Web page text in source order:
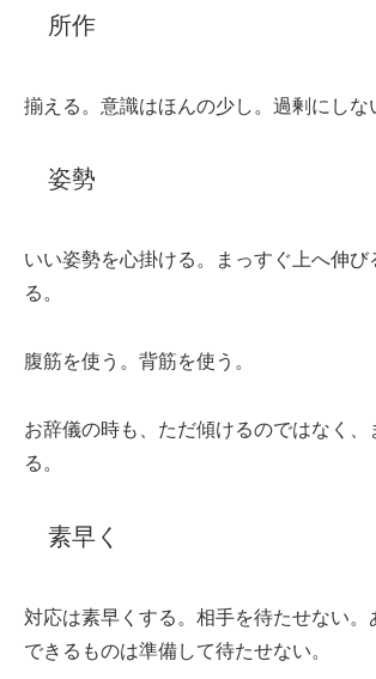
所作
揃える。意識はほんの少し。過剰にしな
姿勢
いい姿勢を心掛ける。まっすぐ上へ伸び
る。
腹筋を使う。背筋を使う。
お辞儀の時も、ただ傾けるのではなく、
る。
素早く
対応は素早くする。相手を待たせない。
できるものは準備して待たせない。